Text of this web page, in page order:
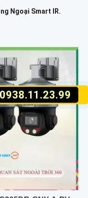
0938.11.23.99
Ngoại Smart IR.